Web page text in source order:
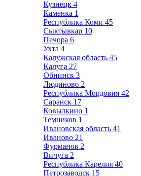
Кузнецк 4
Каменка 1
Республика Коми 45
Сыктывкар 10
Печора 6
Ухта 4
Калужская область 45
Калуга 27
Обнинск 3
Людиново 2
Республика Мордовия 42
Саранск 17
Ковылкино 1
Темников 1
Ивановская область 41
Иваново 21
Фурманов 2
Вичуга 2
Республика Карелия 40
Петрозаводск 15